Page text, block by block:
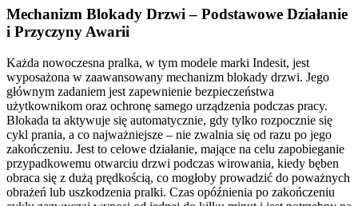
Mechanizm Blokady Drzwi – Podstawowe Działanie
i Przyczyny Awarii
Każda nowoczesna pralka, w tym modele marki Indesit, jest
wyposażona w zaawansowany mechanizm blokady drzwi. Jego
głównym zadaniem jest zapewnienie bezpieczeństwa
użytkownikom oraz ochronę samego urządzenia podczas pracy.
Blokada ta aktywuje się automatycznie, gdy tylko rozpocznie się
cykl prania, a co najważniejsze – nie zwalnia się od razu po jego
zakończeniu. Jest to celowe działanie, mające na celu zapobieganie
przypadkowemu otwarciu drzwi podczas wirowania, kiedy bęben
obraca się z dużą prędkością, co mogłoby prowadzić do poważnych
obrażeń lub uszkodzenia pralki. Czas opóźnienia po zakończeniu